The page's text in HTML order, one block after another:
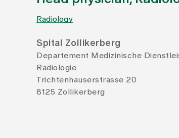
Radiology
Spital Zollikerberg
Departement Medizinische
Radiologie
Trichtenhauserstrasse 20
8125 Zollikerberg